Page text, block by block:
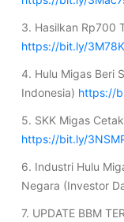
3. Hasilkan Rp700
https://bit.ly/
4. Hulu Migas Beri
Indonesia) https://
5. SKK Migas
https://bit.ly/
6. Industri Hulu
Negara (Investor
7. UPDATE BBM